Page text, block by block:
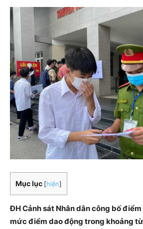
Mục lục [hiện]
ĐH Cảnh sát Nhân dân công bố
mức điểm dao động trong khoảng